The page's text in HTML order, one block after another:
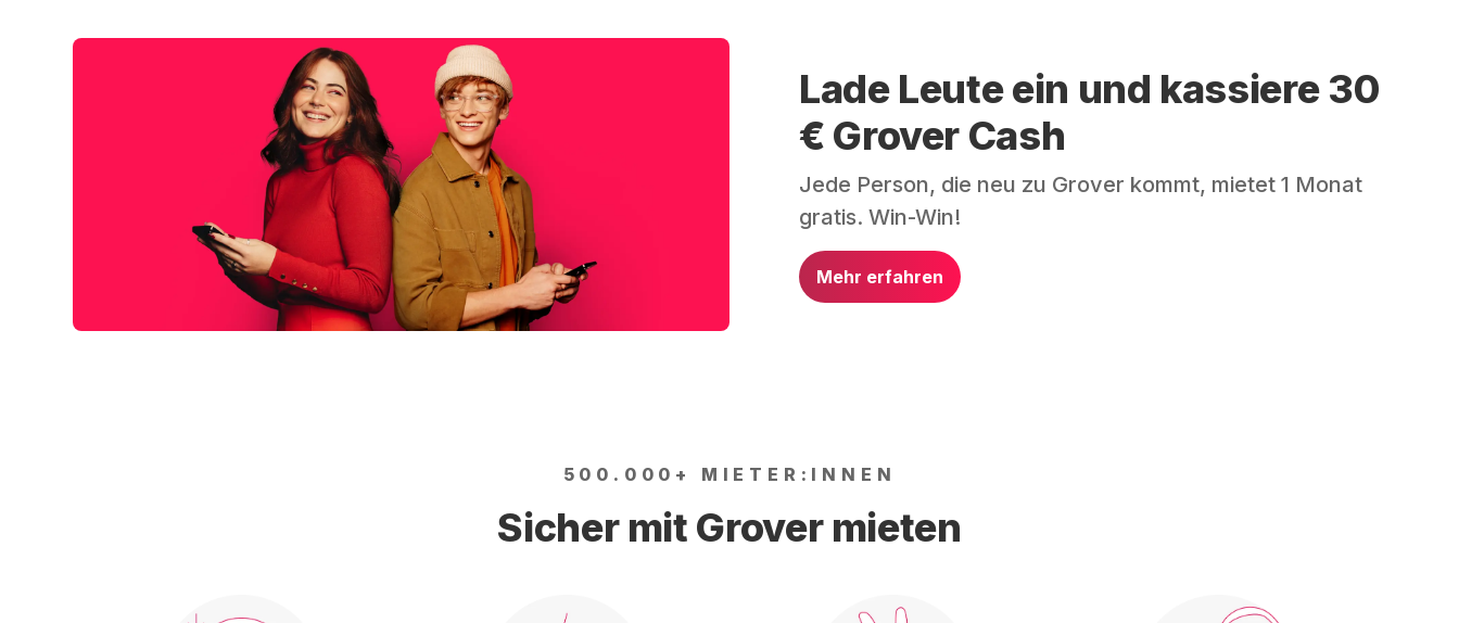
Lade Leute ein und kassiere 30
€ Grover Cash
Jede Person, die neu zu Grover kommt, mietet 1 Monat
gratis. Win-Win!
Mehr erfahren
500.000+ MIETER:INNEN
Sicher mit Grover mieten